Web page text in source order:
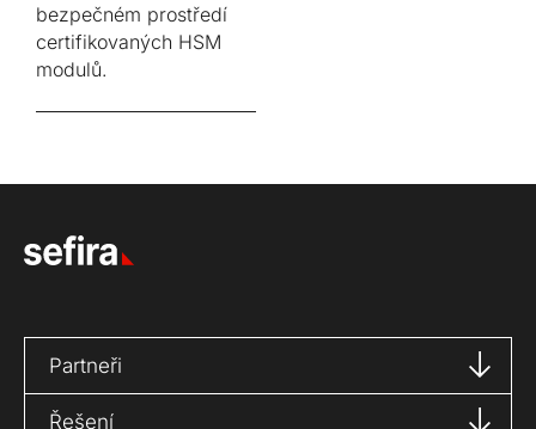
bezpečném prostředí
certifikovaných HSM
modulů.
Partneři
Řešení